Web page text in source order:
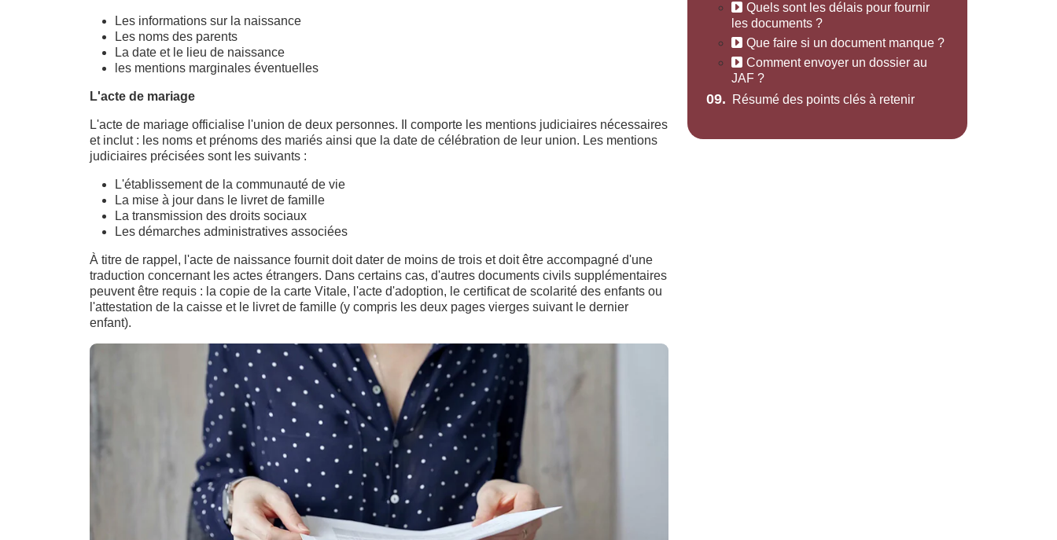
Les informations sur la naissance
Les noms des parents
La date et le lieu de naissance
les mentions marginales éventuelles
L'acte de mariage
L'acte de mariage officialise l'union de deux personnes. Il comporte les mentions judiciaires nécessaires
et inclut : les noms et prénoms des mariés ainsi que la date de célébration de leur union. Les mentions
judiciaires précisées sont les suivants :
L'établissement de la communauté de vie
La mise à jour dans le livret de famille
La transmission des droits sociaux
Les démarches administratives associées
À titre de rappel, l'acte de naissance fournit doit dater de moins de trois et doit être accompagné d'une
traduction concernant les actes étrangers. Dans certains cas, d'autres documents civils supplémentaires
peuvent être requis : la copie de la carte Vitale, l'acte d'adoption, le certificat de scolarité des enfants ou
l'attestation de la caisse et le livret de famille (y compris les deux pages vierges suivant le dernier
enfant).
Quels sont les délais pour fournir
les documents ?
Que faire si un document manque ?
Comment envoyer un dossier au
JAF ?
09. Résumé des points clés à retenir